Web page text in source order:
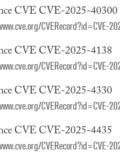
CVE CVE-2025-40300
CVERecord?id=CVE-
CVE CVE-2025-4138
CVERecord?id=CVE-
CVE CVE-2025-4330
CVERecord?id=CVE-
CVE CVE-2025-4435
CVERecord?id=CVE-